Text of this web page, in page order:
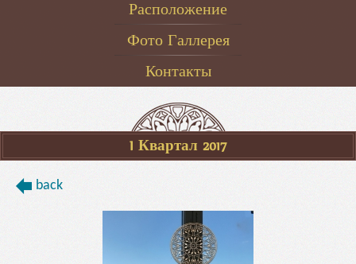
Расположение
Фото Галлерея
Контакты
I Квартал 2017
back